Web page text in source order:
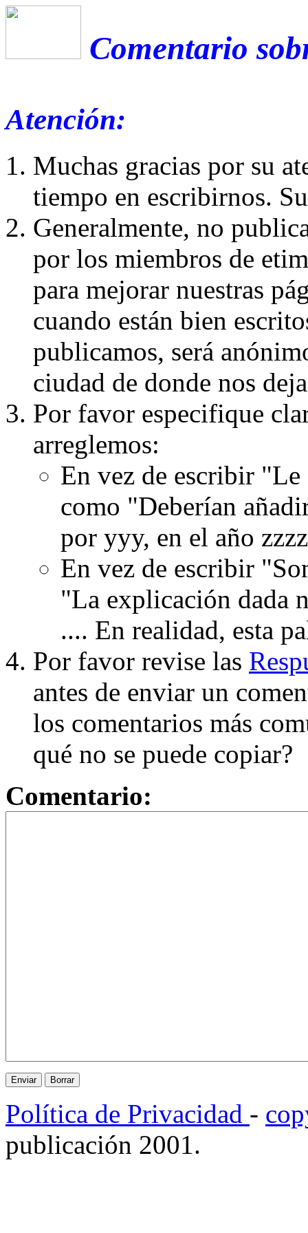
Comentario
Atención:
Muchas gracias por su
tiempo en escribirnos.
Generalmente, no
por los miembros de
para mejorar nuestras
cuando están bien
publicamos, será
ciudad de donde nos
Por favor especifique
arreglemos:
En vez de escribir
como "Deberían
por yyy, en el año
En vez de escribir
"La explicación dada
.... En realidad, esta
Por favor revise las
antes de enviar un
los comentarios más
qué no se puede copiar?
Comentario:
Política de Privacidad -
publicación 2001.